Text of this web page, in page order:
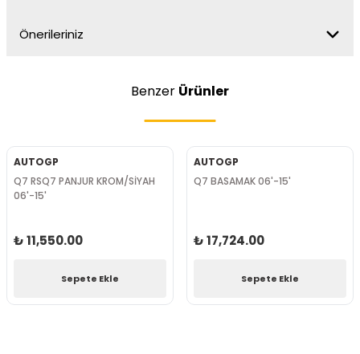
Önerileriniz
Benzer Ürünler
AUTOGP
Q7 RSQ7 PANJUR KROM/SİYAH
06'-15'
₺ 11,550.00
Sepete Ekle
AUTOGP
Q7 BASAMAK 06'-15'
₺ 17,724.00
Sepete Ekle